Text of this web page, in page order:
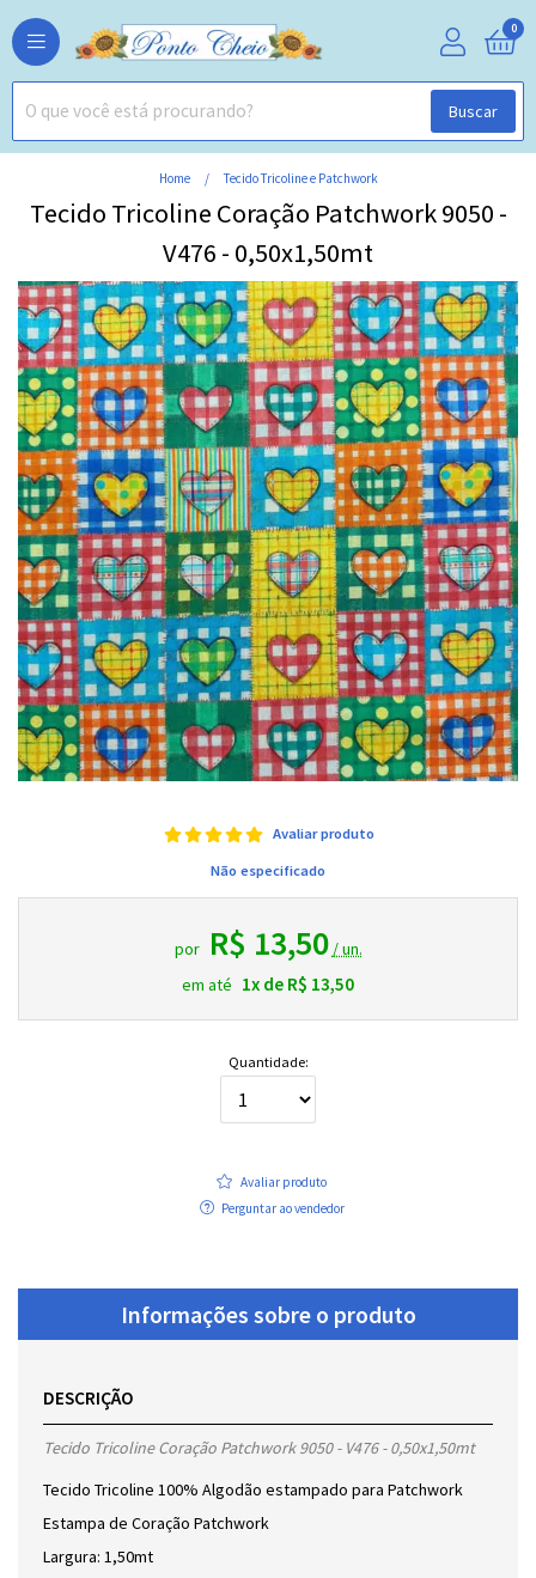
Buscar
0
Home Tecido Tricoline e Patchwork
Tecido Tricoline Coração Patchwork 9050 -
V476 - 0,50x1,50mt
Avaliar produto
Não especificado
por R$ 13,50 / un.
em até 1x de R$ 13,50
Quantidade:
Avaliar produto
Perguntar ao vendedor
Informações sobre o produto
DESCRIÇÃO
Tecido Tricoline Coração Patchwork 9050 - V476 - 0,50x1,50mt
Tecido Tricoline 100% Algodão estampado para Patchwork
Estampa de Coração Patchwork
Largura: 1,50mt